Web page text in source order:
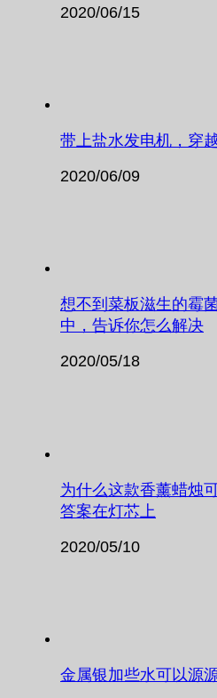
2020/06/15
带上盐水发电机，穿
2020/06/09
想不到菜板滋生的霉
中，告诉你怎么解决
2020/05/18
为什么这款香薰蜡烛
答案在灯芯上
2020/05/10
金属银加些水可以源